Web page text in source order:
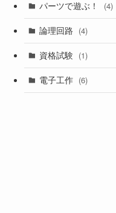
パーツで遊ぶ！ (4)
論理回路 (4)
資格試験 (1)
電子工作 (6)